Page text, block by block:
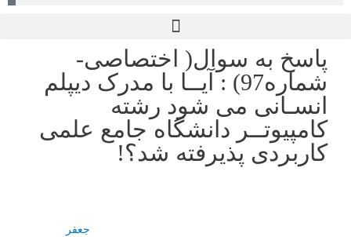
پاسخ به سوال( اختصاصی-
شماره97) : آیــا با مدرک دیپلم
انسـانی می شود رشته
کامپیوتــر دانشگاه جامع علمی
کاربردی پذیرفته شد؟!
جعفر